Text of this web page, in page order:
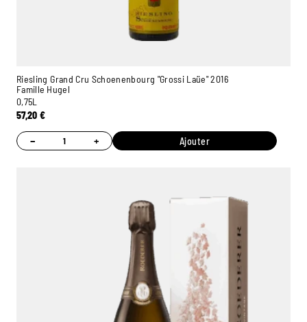
Riesling Grand Cru Schoenenbourg "Grossi Laüe" 2016
Famille Hugel
0,75L
57,20€
− + Ajouter